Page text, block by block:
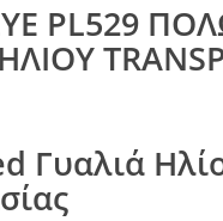
PL529
Γυαλιά